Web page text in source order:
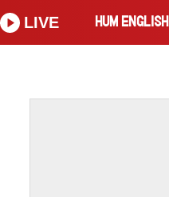
HUM ENGLISH
LIVE